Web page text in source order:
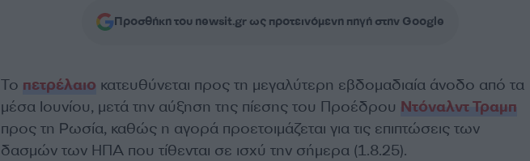
Προσθήκη του newsit.gr ως προτεινόμενη πηγή στην Google
Το πετρέλαιο κατευθύνεται προς τη μεγαλύτερη εβδομαδιαία άνοδο από τα
μέσα Ιουνίου, μετά την αύξηση της πίεσης του Προέδρου Ντόναλντ Τραμπ
προς τη Ρωσία, καθώς η αγορά προετοιμάζεται για τις επιπτώσεις των
δασμών των ΗΠΑ που τίθενται σε ισχύ την σήμερα (1.8.25).